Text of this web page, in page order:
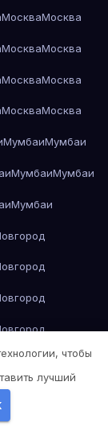
МоскваМосква
МоскваМосква
МоскваМосква
МоскваМосква
МумбаиМумбаи
МумбаиМумбаи
Мумбаи
чтобы
лучший